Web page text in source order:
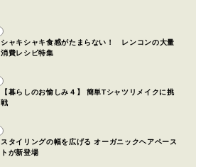
シャキシャキ食感がたまらない！ レンコンの大量
消費レシピ特集
【暮らしのお愉しみ４】 簡単Tシャツリメイクに挑
戦
スタイリングの幅を広げる オーガニックヘアペース
トが新登場